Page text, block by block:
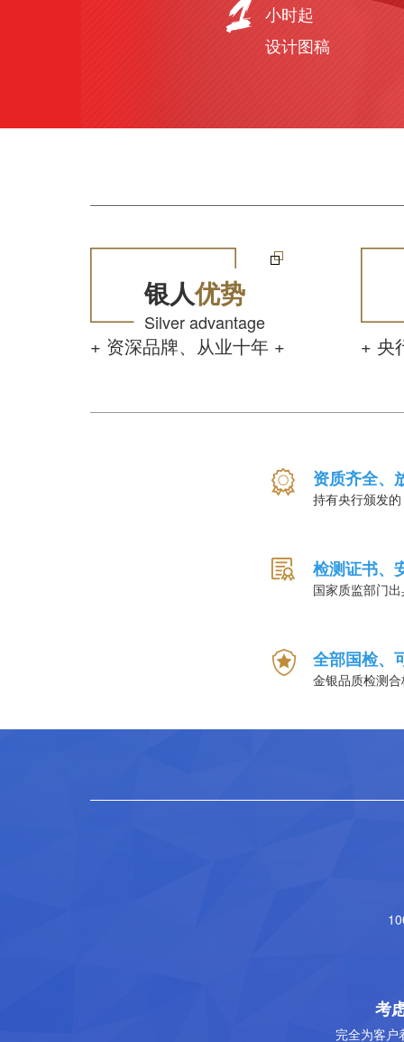
小时起
设计图稿
银人优势
Silver advantage
+ 资深品牌、从业十年 + + 央
资质齐全、
持有央行颁发
检测证书、
国家质监部门
全部国检、
金银品质检测
考
完全为客户